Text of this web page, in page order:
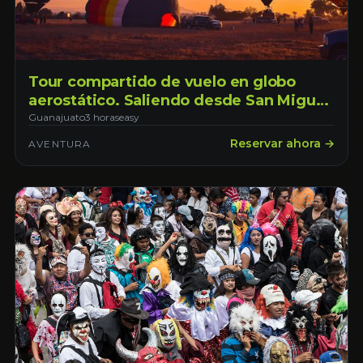
Tour compartido de vuelo en globo
aerostático. Saliendo desde San Miguel
de Allende, Guanajuato.
Guanajuato3 horaseasy
AVENTURA Reservar ahora →